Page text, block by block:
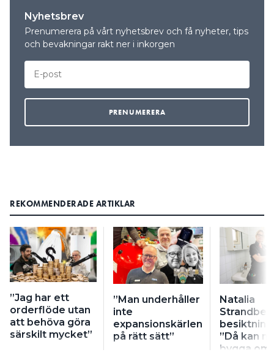
Nyhetsbrev
Prenumerera på vårt nyhetsbrev och få nyheter, tips
och bevakningar rakt ner i inkorgen
REKOMMENDERADE ARTIKLAR
”Jag har ett
orderflöde utan
att behöva göra
särskilt mycket”
”Man underhåller
inte
expansionskärlen
på rätt sätt”
Natalia
”Då kan
bygga om